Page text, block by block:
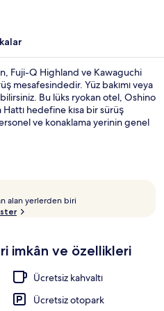
Fuji-Q Highland ve Kawaguchi
mesafesindedir. Yüz bakımı veya
Bu lüks ryokan otel, Oshino
Hattı hedefine kısa bir sürüş
ve konaklama yerinin genel
alan yerlerden biri
f
r
e
imkân ve özellikleri
Ücretsiz kahvaltı
Ücretsiz otopark